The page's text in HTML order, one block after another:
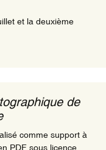
et la deuxième
de
comme support à
PDF sous licence